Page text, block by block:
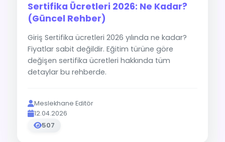
Sertifika Ücretleri 2026: Ne Kadar?
(Güncel Rehber)
Giriş Sertifika ücretleri 2026 yılında ne kadar?
Fiyatlar sabit değildir. Eğitim türüne göre
değişen sertifika ücretleri hakkında tüm
detaylar bu rehberde.
Meslekhane Editör
12.04.2026
507